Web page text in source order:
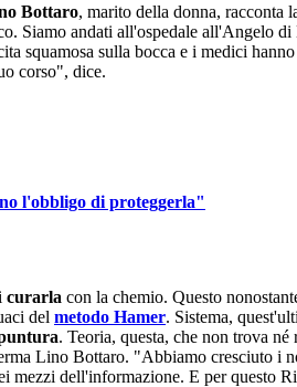
Bottaro, marito della donna, racconta
Siamo andati all'ospedale all'Angelo
squamosa sulla bocca e i medici
corso", dice.
l'obbligo di proteggerla"
curarla con la chemio. Questo
del metodo Hamer. Sistema,
. Teoria, questa, che non trova
Lino Bottaro. "Abbiamo cresciuto i
mezzi dell'informazione. E per questo